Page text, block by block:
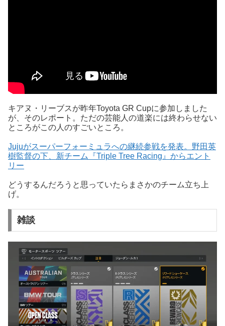
キアヌ・リーブスが昨年Toyota GR Cupに参加しました
が、そのレポート。ただの芸能人の道楽には終わらせない
ところがこの人のすごいところ。
Jujuがスーパーフォーミュラへの継続参戦を発表。野田英
樹監督の下、新チーム『Triple Tree Racing』からエント
リー
どうするんだろうと思っていたらまさかのチーム立ち上
げ。
雑談